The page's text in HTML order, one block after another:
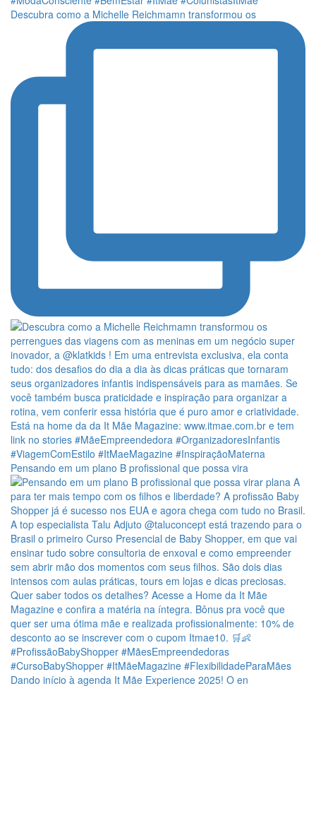
Descubra como a Michelle Reichmamn transformou os
Pensando em um plano B profissional que possa vira
Dando início à agenda It Mãe Experience 2025! O en